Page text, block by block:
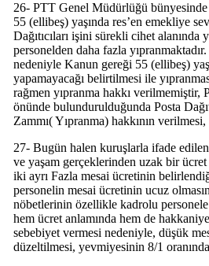
26- PTT Genel Müdürlüğü bünyesinde
55 (ellibeş) yaşında res’en emekliye
Dağıtıcıları işini sürekli cihet alanında
personelden daha fazla
nedeniyle Kanun gereği 55 (ellibeş)
yapamayacağı belirtilmesi ile
rağmen yıpranma hakkı verilmemiştir,
önünde bulundurulduğunda Posta
Zammı( Yıpranma) hakkının verilmesi,
27- Bugün halen kuruşlarla ifade
ve yaşam gerçeklerinden uzak bir
iki ayrı Fazla mesai ücretinin
personelin mesai ücretinin ucuz
nöbetlerinin özellikle kadrolu
hem ücret anlamında hem de
sebebiyet vermesi nedeniyle, düşük
düzeltilmesi, yevmiyesinin 8/1